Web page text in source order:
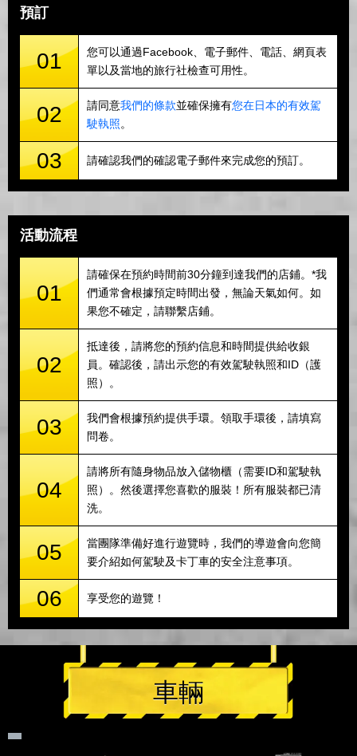
預訂
01
您可以通過Facebook、電子郵件、電話、網頁表
單以及當地的旅行社檢查可用性。
02 請同意我們的條款並確保擁有您在日本的有效駕
駛執照。
03 請確認我們的確認電子郵件來完成您的預訂。
活動流程
01
請確保在預約時間前30分鐘到達我們的店鋪。*我
們通常會根據預定時間出發，無論天氣如何。如
果您不確定，請聯繫店鋪。
02
抵達後，請將您的預約信息和時間提供給收銀
員。確認後，請出示您的有效駕駛執照和ID（護
照）。
03
我們會根據預約提供手環。領取手環後，請填寫
問卷。
04
請將所有隨身物品放入儲物櫃（需要ID和駕駛執
照）。然後選擇您喜歡的服裝！所有服裝都已清
洗。
05
當團隊準備好進行遊覽時，我們的導遊會向您簡
要介紹如何駕駛及卡丁車的安全注意事項。
06 享受您的遊覽！
車輛